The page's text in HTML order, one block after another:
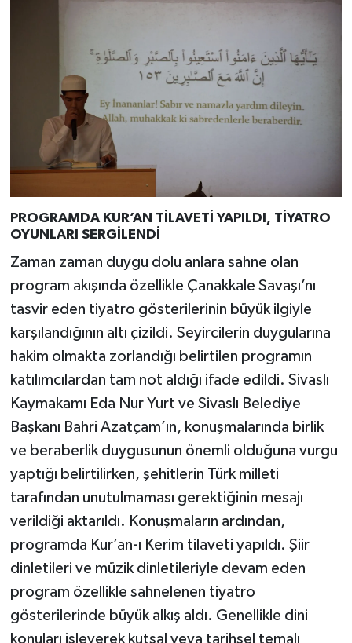
PROGRAMDA KUR’AN TİLAVETİ YAPILDI, TİYATRO
OYUNLARI SERGİLENDİ
Zaman zaman duygu dolu anlara sahne olan
program akışında özellikle Çanakkale Savaşı’nı
tasvir eden tiyatro gösterilerinin büyük ilgiyle
karşılandığının altı çizildi. Seyircilerin duygularına
hakim olmakta zorlandığı belirtilen programın
katılımcılardan tam not aldığı ifade edildi. Sivaslı
Kaymakamı Eda Nur Yurt ve Sivaslı Belediye
Başkanı Bahri Azatçam’ın, konuşmalarında birlik
ve beraberlik duygusunun önemli olduğuna vurgu
yaptığı belirtilirken, şehitlerin Türk milleti
tarafından unutulmaması gerektiğinin mesajı
verildiği aktarıldı. Konuşmaların ardından,
programda Kur’an-ı Kerim tilaveti yapıldı. Şiir
dinletileri ve müzik dinletileriyle devam eden
program özellikle sahnelenen tiyatro
gösterilerinde büyük alkış aldı. Genellikle dini
konuları işleyerek kutsal veya tarihsel temalı